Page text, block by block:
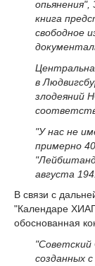
книга
свободное
в
злодеяний
"У нас не
примерно
августа
В связи с
"Календаре
обоснованная
"Советский
созданных